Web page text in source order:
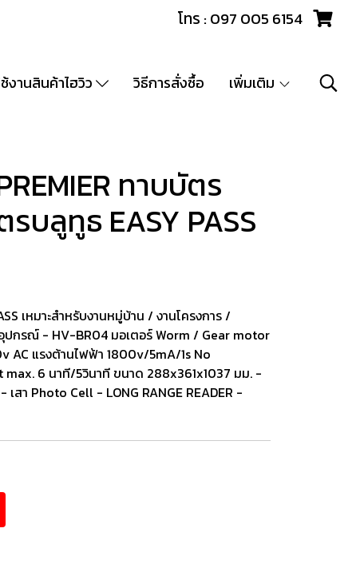
โทร : 097 005 6154
งานสินค้าไฮวิว วิธีการสั่งซื้อ เพิ่มเติม
ทาบบัตร
รบลูทูธ EASY PASS
เหมาะสำหรับงานหมู่บ้าน / งานโครงการ /
ปกรณ์ - HV-BR04 มอเตอร์ Worm / Gear motor
AC แรงต้านไฟฟ้า 1800v/5mA/1s No
max. 6 นาที/5วินาที ขนาด 288x361x1037 มม. -
สา Photo Cell - LONG RANGE READER -